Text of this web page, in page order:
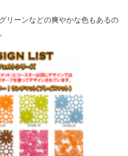
リーンなどの爽やかな色もあるの